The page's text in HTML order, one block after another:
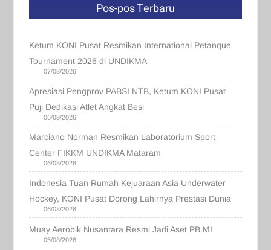
Pos-pos Terbaru
Ketum KONI Pusat Resmikan International Petanque
Tournament 2026 di UNDIKMA
07/08/2026
Apresiasi Pengprov PABSI NTB, Ketum KONI Pusat
Puji Dedikasi Atlet Angkat Besi
06/08/2026
Marciano Norman Resmikan Laboratorium Sport
Center FIKKM UNDIKMA Mataram
06/08/2026
Indonesia Tuan Rumah Kejuaraan Asia Underwater
Hockey, KONI Pusat Dorong Lahirnya Prestasi Dunia
06/08/2026
Muay Aerobik Nusantara Resmi Jadi Aset PB.MI
05/08/2026